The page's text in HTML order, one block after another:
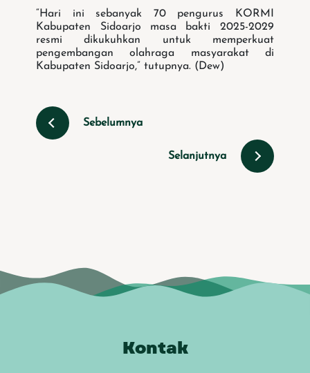
“Hari ini sebanyak 70 pengurus KORMI
Kabupaten Sidoarjo masa bakti 2025-2029
resmi dikukuhkan untuk memperkuat
pengembangan olahraga masyarakat di
Kabupaten Sidoarjo,” tutupnya. (Dew)
Sebelumnya
Selanjutnya
Kontak